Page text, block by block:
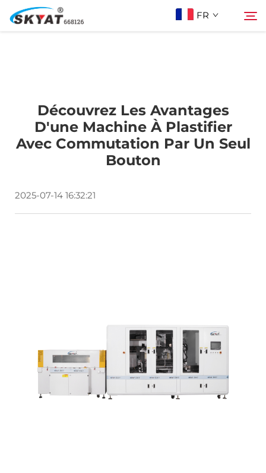
FR
Machine de Soudage par Rétractation sans
Plis
Projets
Découvrez Les Avantages
D'une Machine À Plastifier
Avec Commutation Par Un Seul
Bouton
2025-07-14 16:32:21